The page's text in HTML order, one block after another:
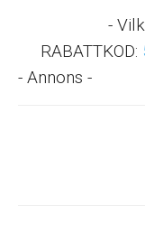
-
RABATTKOD:
- Annons -